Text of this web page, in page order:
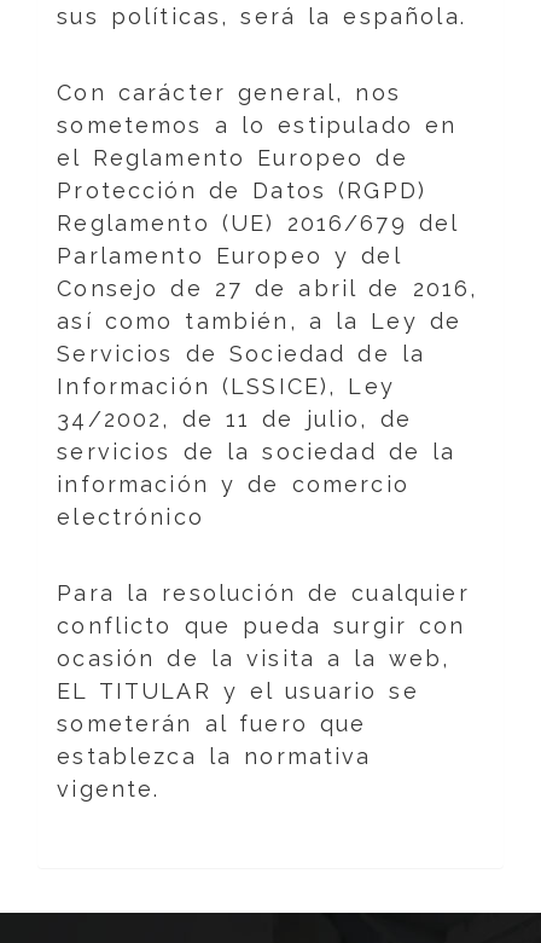
sus políticas, será la española.
Con carácter general, nos
sometemos a lo estipulado en
el Reglamento Europeo de
Protección de Datos (RGPD)
Reglamento (UE) 2016/679 del
Parlamento Europeo y del
Consejo de 27 de abril de 2016,
así como también, a la Ley de
Servicios de Sociedad de la
Información (LSSICE), Ley
34/2002, de 11 de julio, de
servicios de la sociedad de la
información y de comercio
electrónico
Para la resolución de cualquier
conflicto que pueda surgir con
ocasión de la visita a la web,
EL TITULAR y el usuario se
someterán al fuero que
establezca la normativa
vigente.